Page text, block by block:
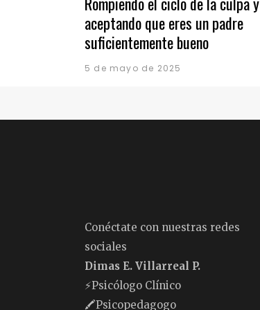
aceptando que eres un padre
suficientemente bueno
5 de mayo de 2025
Conéctate con nuestras redes
sociales
Dimas E. Villarreal P.
⚡️Psicólogo Clínico
🖍Psicopedagogo